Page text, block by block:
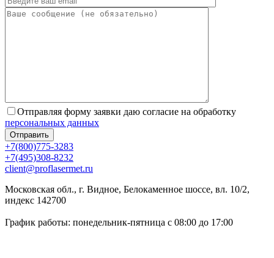
Отправляя форму заявки даю согласие на обработку
персональных данных
+7(800)775-3283
+7(495)308-8232
client@proflasermet.ru
Московская обл., г. Видное, Белокаменное шоссе, вл. 10/2,
индекс 142700
График работы: понедельник-пятница с 08:00 до 17:00